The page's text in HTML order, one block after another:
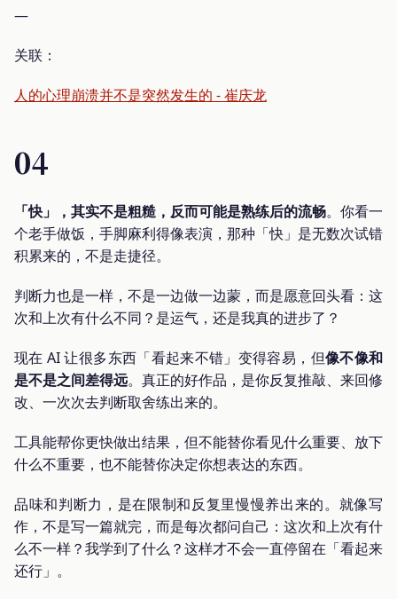
—
关联：
人的心理崩溃并不是突然发生的 - 崔庆龙
04
「快」，其实不是粗糙，反而可能是熟练后的流畅。你看一
个老手做饭，手脚麻利得像表演，那种「快」是无数次试错
积累来的，不是走捷径。
判断力也是一样，不是一边做一边蒙，而是愿意回头看：这
次和上次有什么不同？是运气，还是我真的进步了？
现在 AI 让很多东西「看起来不错」变得容易，但像不像和
是不是之间差得远。真正的好作品，是你反复推敲、来回修
改、一次次去判断取舍练出来的。
工具能帮你更快做出结果，但不能替你看见什么重要、放下
什么不重要，也不能替你决定你想表达的东西。
品味和判断力，是在限制和反复里慢慢养出来的。就像写
作，不是写一篇就完，而是每次都问自己：这次和上次有什
么不一样？我学到了什么？这样才不会一直停留在「看起来
还行」。